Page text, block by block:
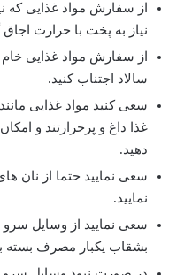
از سفارش مواد غذایی که
نیاز به پخت با حرارت
از سفارش مواد غذایی
سالاد اجتناب کنید.
سعی کنید مواد غذایی
غذا داغ و پرحرارتند و
دهید.
سعی نمایید حتما از نان
نمایید.
سعی نمایید از وسایل سرو
بشقاب یکبار مصرف بسته